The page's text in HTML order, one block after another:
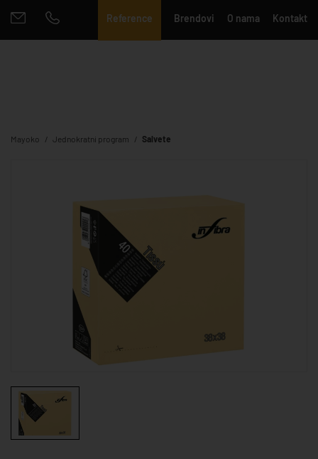
Reference Brendovi O nama Kontakt
Mayoko Jednokratni program Salvete